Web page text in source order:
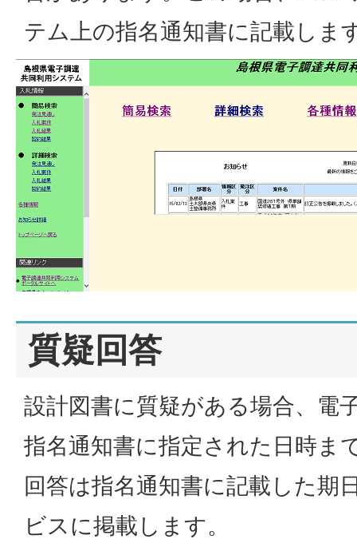
テム上の指名通知書に記載しま
質疑回答
設計図書に質疑がある場合、電
指名通知書に指定された日時ま
回答は指名通知書に記載した期
ビスに掲載します。